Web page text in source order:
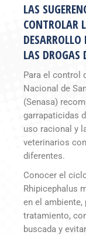
LAS
CONTROLAR
DESARROLLO
LAS DROGAS
Para el control
Nacional de
(Senasa)
garrapaticidas
uso racional y
veterinarios
diferentes.
Conocer el
Rhipicephalus
en el ambiente,
tratamiento,
buscada y